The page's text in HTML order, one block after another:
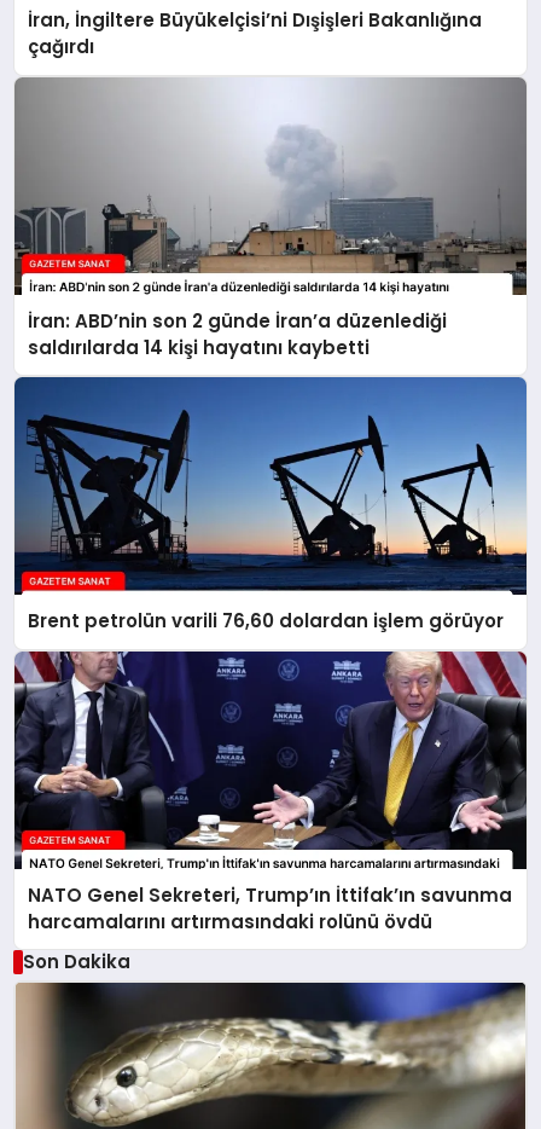
İran, İngiltere Büyükelçisi’ni Dışişleri Bakanlığına
çağırdı
İran: ABD’nin son 2 günde İran’a düzenlediği
saldırılarda 14 kişi hayatını kaybetti
Brent petrolün varili 76,60 dolardan işlem görüyor
NATO Genel Sekreteri, Trump’ın İttifak’ın savunma
harcamalarını artırmasındaki rolünü övdü
Son Dakika